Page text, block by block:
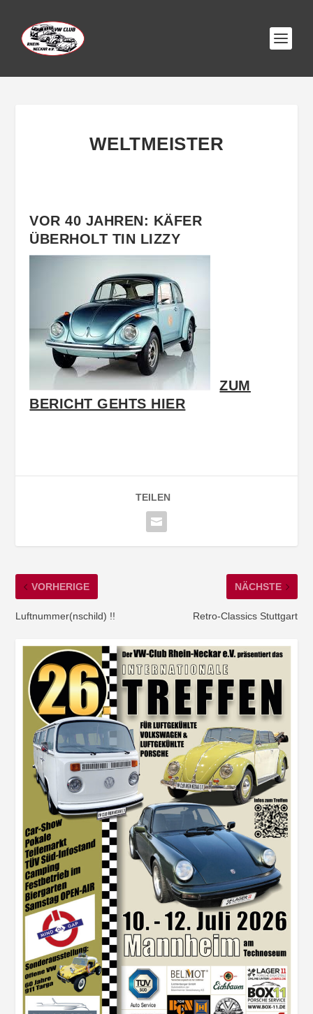
WELTMEISTER
VOR 40 JAHREN: KÄFER
ÜBERHOLT TIN LIZZY
ZUM
BERICHT GEHTS HIER
TEILEN
VORHERIGE
Luftnummer(nschild) !!
NÄCHSTE
Retro-Classics Stuttgart